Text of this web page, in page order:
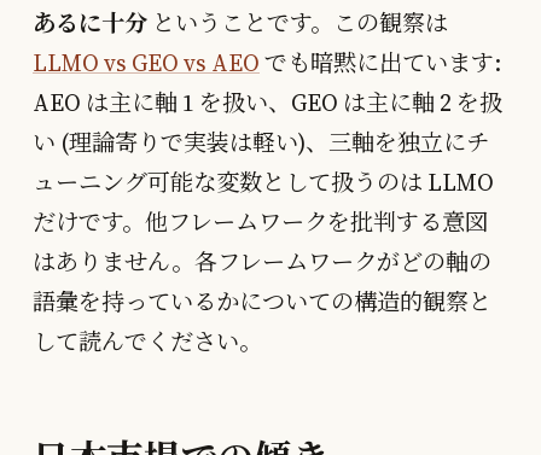
あるに十分 ということです。この観察は
LLMO vs GEO vs AEOでも暗黙に出ています:
AEO は主に軸 1 を扱い、GEO は主に軸 2 を扱
い (理論寄りで実装は軽い)、三軸を独立にチ
ューニング可能な変数として扱うのは LLMO
だけです。他フレームワークを批判する意図
はありません。各フレームワークがどの軸の
語彙を持っているかについての構造的観察と
して読んでください。